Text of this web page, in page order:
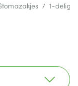
/ 1-delig